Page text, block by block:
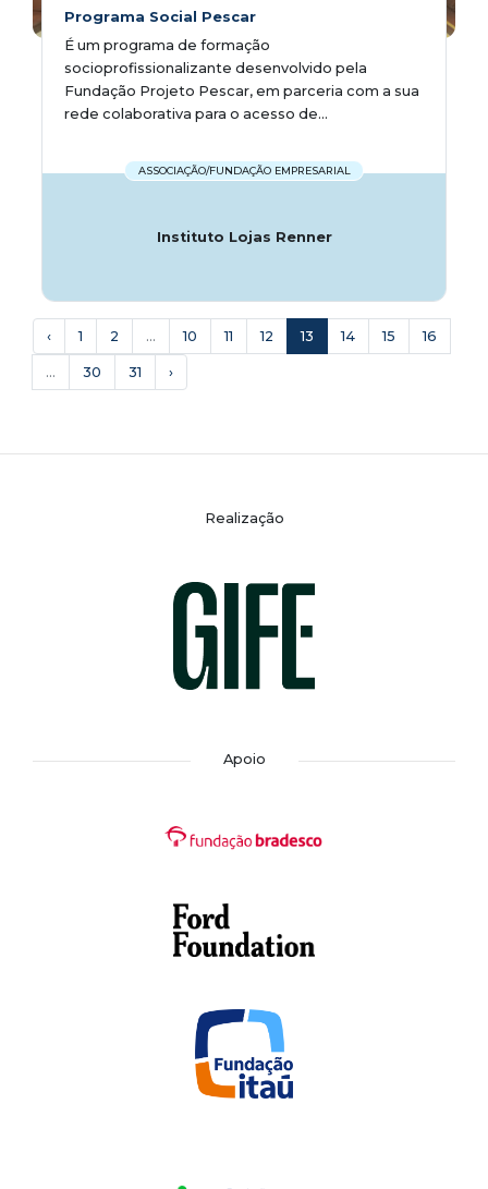
Programa Social Pescar
É um programa de formação
socioprofissionalizante desenvolvido pela
Fundação Projeto Pescar, em parceria com a sua
rede colaborativa para o acesso de...
ASSOCIAÇÃO/FUNDAÇÃO EMPRESARIAL
Instituto Lojas Renner
‹ 1 2 ... 10 11 12 13 14 15 16
... 30 31 ›
Realização
Apoio